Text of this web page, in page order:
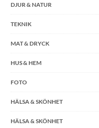
DJUR & NATUR
TEKNIK
MAT & DRYCK
HUS & HEM
FOTO
HÄLSA & SKÖNHET
HÄLSA & SKÖNHET